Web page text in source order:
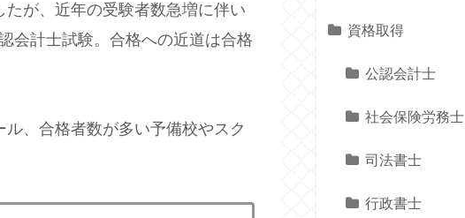
が、近年の受験者数急増に伴い
会計士試験。合格への近道は合格
、合格者数が多い予備校やスク
資格取得
公認会計士
社会保険労務士
司法書士
行政書士